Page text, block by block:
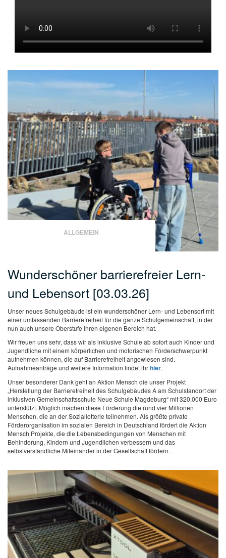
ALLGEMEIN
Wunderschöner barrierefreier Lern-
und Lebensort [03.03.26]
Unser neues Schulgebäude ist ein wunderschöner Lern- und Lebensort mit
einer umfassenden Barrierefreiheit für die ganze Schulgemeinschaft, in der
nun auch unsere Oberstufe ihren eigenen Bereich hat.
Wir freuen uns sehr, dass wir als inklusive Schule ab sofort auch Kinder und
Jugendliche mit einem körperlichen und motorischen Förderschwerpunkt
aufnehmen können, die auf Barrierefreiheit angewiesen sind.
Aufnahmeanträge und weitere Information findet ihrhier.
Unser besonderer Dank geht an Aktion Mensch die unser Projekt
„Herstellung der Barrierefreiheit des Schulgebäudes A am Schulstandort der
inklusiven Gemeinschaftsschule Neue Schule Magdeburg“ mit 320.000 Euro
unterstützt. Möglich machen diese Förderung die rund vier Millionen
Menschen, die an der Soziallotterie teilnehmen. Als größte private
Förderorganisation im sozialen Bereich in Deutschland fördert die Aktion
Mensch Projekte, die die Lebensbedingungen von Menschen mit
Behinderung, Kindern und Jugendlichen verbessern und das
selbstverständliche Miteinander in der Gesellschaft fördern.